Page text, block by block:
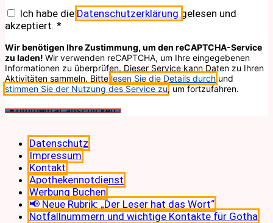
Ich habe die Datenschutzerklärung gelesen und
akzeptiert. *
Wir benötigen Ihre Zustimmung, um den reCAPTCHA-Service
zu laden! Wir verwenden reCAPTCHA, um Ihre eingegebenen
Informationen zu überprüfen. Dieser Service kann Daten zu Ihren
Aktivitäten sammeln. Bitte lesen Sie die Details durch und
stimmen Sie der Nutzung des Service zu, um fortzufahren.
Datenschutz
Impressum
Kontakt
Apothekennotdienst
Werbung Buchen
📢 Neue Rubrik: „Der Leser hat das Wort“
Notfallnummern und wichtige Kontakte für Gotha